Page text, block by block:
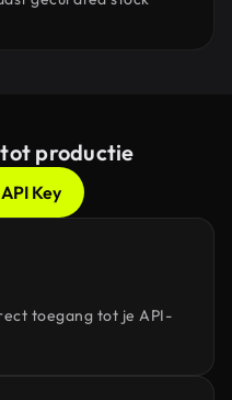
productie
Key
toegang tot je API-